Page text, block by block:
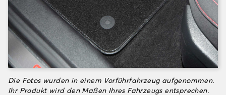
Die Fotos wurden in einem Vorführfahrzeug aufgenommen.
Ihr Produkt wird den Maßen Ihres Fahrzeugs entsprechen.